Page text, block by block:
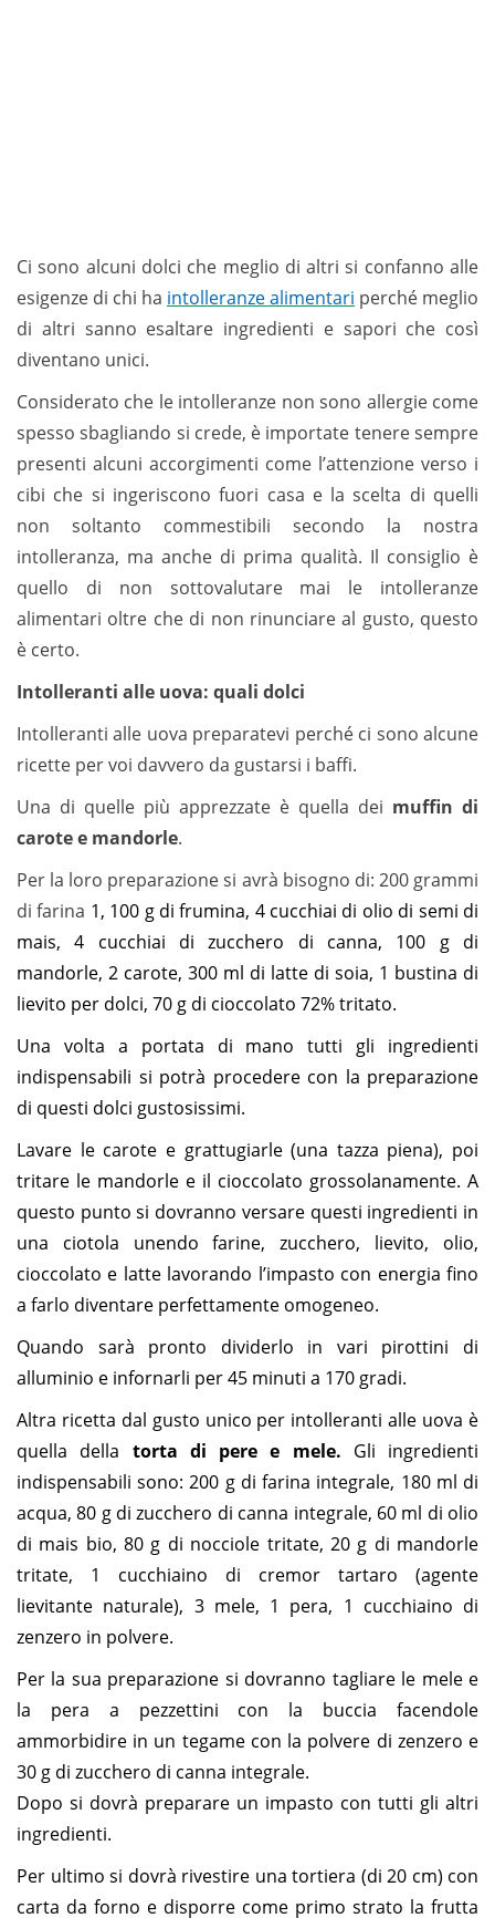
Ci sono alcuni dolci che meglio di altri si confanno alle
esigenze di chi ha intolleranze alimentari perché meglio
di altri sanno esaltare ingredienti e sapori che così
diventano unici.
Considerato che le intolleranze non sono allergie come
spesso sbagliando si crede, è importate tenere sempre
presenti alcuni accorgimenti come l’attenzione verso i
cibi che si ingeriscono fuori casa e la scelta di quelli
non soltanto commestibili secondo la nostra
intolleranza, ma anche di prima qualità. Il consiglio è
quello di non sottovalutare mai le intolleranze
alimentari oltre che di non rinunciare al gusto, questo
è certo.
Intolleranti alle uova: quali dolci
Intolleranti alle uova preparatevi perché ci sono alcune
ricette per voi davvero da gustarsi i baffi.
Una di quelle più apprezzate è quella dei muffin di
carote e mandorle.
Per la loro preparazione si avrà bisogno di: 200 grammi
di farina 1, 100 g di frumina, 4 cucchiai di olio di semi di
mais, 4 cucchiai di zucchero di canna, 100 g di
mandorle, 2 carote, 300 ml di latte di soia, 1 bustina di
lievito per dolci, 70 g di cioccolato 72% tritato.
Una volta a portata di mano tutti gli ingredienti
indispensabili si potrà procedere con la preparazione
di questi dolci gustosissimi.
Lavare le carote e grattugiarle (una tazza piena), poi
tritare le mandorle e il cioccolato grossolanamente. A
questo punto si dovranno versare questi ingredienti in
una ciotola unendo farine, zucchero, lievito, olio,
cioccolato e latte lavorando l’impasto con energia fino
a farlo diventare perfettamente omogeneo.
Quando sarà pronto dividerlo in vari pirottini di
alluminio e infornarli per 45 minuti a 170 gradi.
Altra ricetta dal gusto unico per intolleranti alle uova è
quella della torta di pere e mele. Gli ingredienti
indispensabili sono: 200 g di farina integrale, 180 ml di
acqua, 80 g di zucchero di canna integrale, 60 ml di olio
di mais bio, 80 g di nocciole tritate, 20 g di mandorle
tritate, 1 cucchiaino di cremor tartaro (agente
lievitante naturale), 3 mele, 1 pera, 1 cucchiaino di
zenzero in polvere.
Per la sua preparazione si dovranno tagliare le mele e
la pera a pezzettini con la buccia facendole
ammorbidire in un tegame con la polvere di zenzero e
30 g di zucchero di canna integrale.
Dopo si dovrà preparare un impasto con tutti gli altri
ingredienti.
Per ultimo si dovrà rivestire una tortiera (di 20 cm) con
carta da forno e disporre come primo strato la frutta